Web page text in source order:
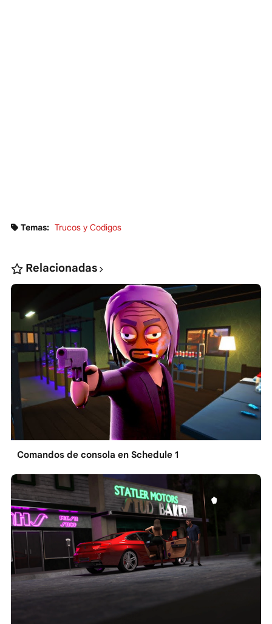
Temas: Trucos y Codigos
Relacionadas
Comandos de consola en Schedule 1